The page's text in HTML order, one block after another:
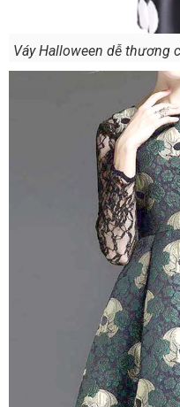
Váy Halloween dễ thương